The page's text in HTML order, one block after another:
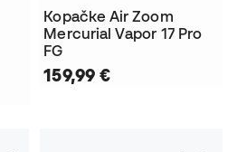
Kopačke Air Zoom
Mercurial Vapor 17 Pro
FG
159,99 €